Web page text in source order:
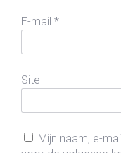
E-mail *
Site
Mijn naam, e-